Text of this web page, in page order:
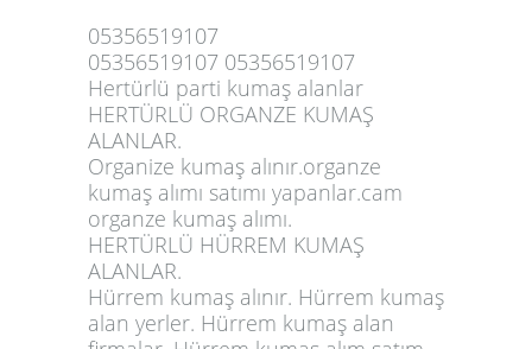
05356519107
05356519107 05356519107
Hertürlü parti kumaş alanlar
HERTÜRLÜ ORGANZE KUMAŞ
ALANLAR.
Organize kumaş alınır.organze
kumaş alımı satımı yapanlar.cam
organze kumaş alımı.
HERTÜRLÜ HÜRREM KUMAŞ
ALANLAR.
Hürrem kumaş alınır. Hürrem kumaş
alan yerler. Hürrem kumaş alan